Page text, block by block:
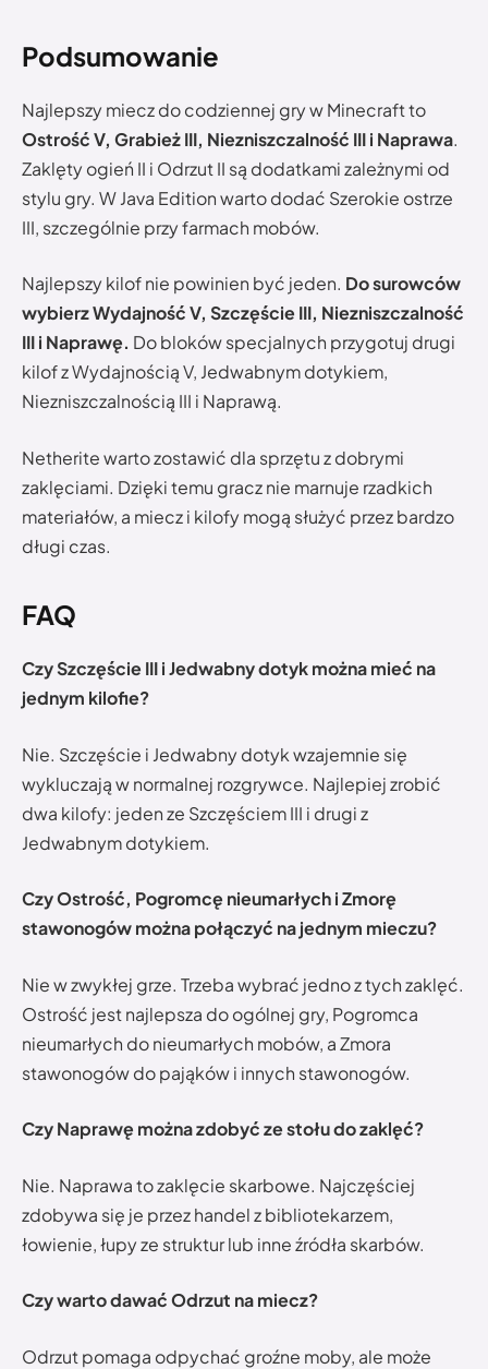
Podsumowanie
Najlepszy miecz do codziennej gry w Minecraft to
Ostrość V, Grabież III, Niezniszczalność III i Naprawa.
Zaklęty ogień II i Odrzut II są dodatkami zależnymi od
stylu gry. W Java Edition warto dodać Szerokie ostrze
III, szczególnie przy farmach mobów.
Najlepszy kilof nie powinien być jeden. Do surowców
wybierz Wydajność V, Szczęście III, Niezniszczalność
III i Naprawę. Do bloków specjalnych przygotuj drugi
kilof z Wydajnością V, Jedwabnym dotykiem,
Niezniszczalnością III i Naprawą.
Netherite warto zostawić dla sprzętu z dobrymi
zaklęciami. Dzięki temu gracz nie marnuje rzadkich
materiałów, a miecz i kilofy mogą służyć przez bardzo
długi czas.
FAQ
Czy Szczęście III i Jedwabny dotyk można mieć na
jednym kilofie?
Nie. Szczęście i Jedwabny dotyk wzajemnie się
wykluczają w normalnej rozgrywce. Najlepiej zrobić
dwa kilofy: jeden ze Szczęściem III i drugi z
Jedwabnym dotykiem.
Czy Ostrość, Pogromcę nieumarłych i Zmorę
stawonogów można połączyć na jednym mieczu?
Nie w zwykłej grze. Trzeba wybrać jedno z tych zaklęć.
Ostrość jest najlepsza do ogólnej gry, Pogromca
nieumarłych do nieumarłych mobów, a Zmora
stawonogów do pająków i innych stawonogów.
Czy Naprawę można zdobyć ze stołu do zaklęć?
Nie. Naprawa to zaklęcie skarbowe. Najczęściej
zdobywa się je przez handel z bibliotekarzem,
łowienie, łupy ze struktur lub inne źródła skarbów.
Czy warto dawać Odrzut na miecz?
Odrzut pomaga odpychać groźne moby, ale może